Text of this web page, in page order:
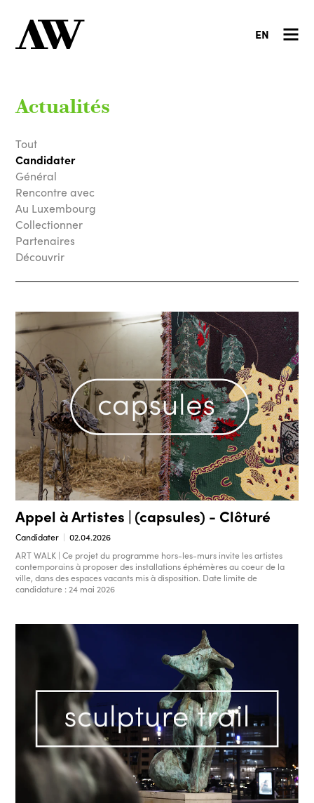
EN
Actualités
Tout
Candidater
Général
Rencontre avec
Au Luxembourg
Collectionner
Partenaires
Découvrir
Appel à Artistes | (capsules) - Clôturé
Candidater
02.04.2026
ART WALK | Ce projet du programme hors-les-murs invite les artistes
contemporains à proposer des installations éphémères au coeur de la
ville, dans des espaces vacants mis à disposition. Date limite de
candidature : 24 mai 2026